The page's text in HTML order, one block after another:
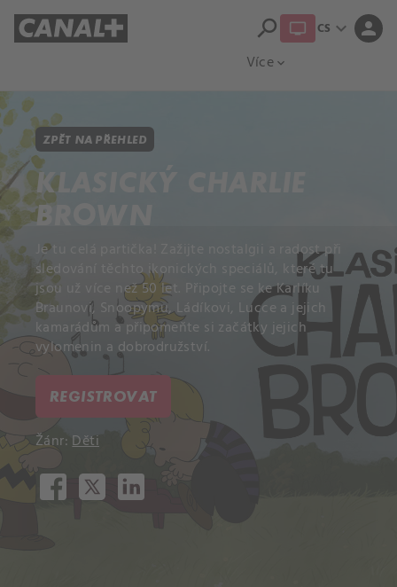
Více expand_more
search CS expand_more person
ZPĚT NA PŘEHLED
KLASICKÝ CHARLIE
BROWN
Je tu celá partička! Zažijte nostalgii a radost při
sledování těchto ikonických speciálů, které tu
jsou už více než 50 let. Připojte se ke Karlíku
Braunovi, Snoopymu, Ládíkovi, Lucce a jejich
kamarádům a připomeňte si začátky jejich
vylomenin a dobrodružství.
REGISTROVAT
Žánr:Děti